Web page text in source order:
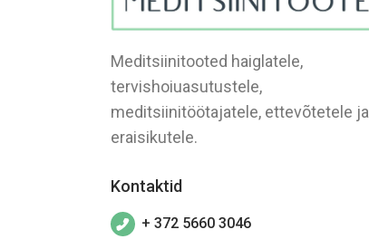
Meditsiinitooted haiglatele,
tervishoiuasutustele,
meditsiinitöötajatele, ettevõtetele ja
eraisikutele.
Kontaktid
+ 372 5660 3046